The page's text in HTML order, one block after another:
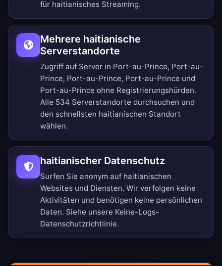
für haitianisches Streaming.
Mehrere haitianische
Serverstandorte
Zugriff auf Server in Port-au-Prince, Port-au-
Prince, Port-au-Prince, Port-au-Prince und
Port-au-Prince ohne Registrierungshürden.
Alle 534 Serverstandorte durchsuchen und
den schnellsten haitianischen Standort
wählen.
haitianischer Datenschutz
Surfen Sie anonym auf haitianischen
Websites und Diensten. Wir verfolgen keine
Aktivitäten und benötigen keine persönlichen
Daten. Siehe unsere Keine-Logs-
Datenschutzrichtlinie.